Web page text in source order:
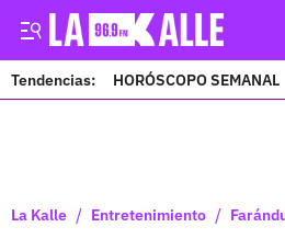
Tendencias: HORÓSCOPO SEMANAL
La Kalle / Entretenimiento /